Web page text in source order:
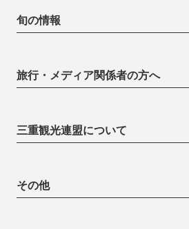
旬の情報
旅行・メディア関係者の方へ
三重観光連盟について
その他